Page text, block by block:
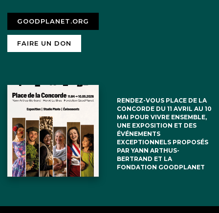
GOODPLANET.ORG
FAIRE UN DON
RENDEZ-VOUS PLACE DE LA
CONCORDE DU 11 AVRIL AU 10
MAI POUR VIVRE ENSEMBLE,
UNE EXPOSITION ET DES
ÉVÉNEMENTS
EXCEPTIONNELS PROPOSÉS
PAR YANN ARTHUS-
BERTRAND ET LA
FONDATION GOODPLANET